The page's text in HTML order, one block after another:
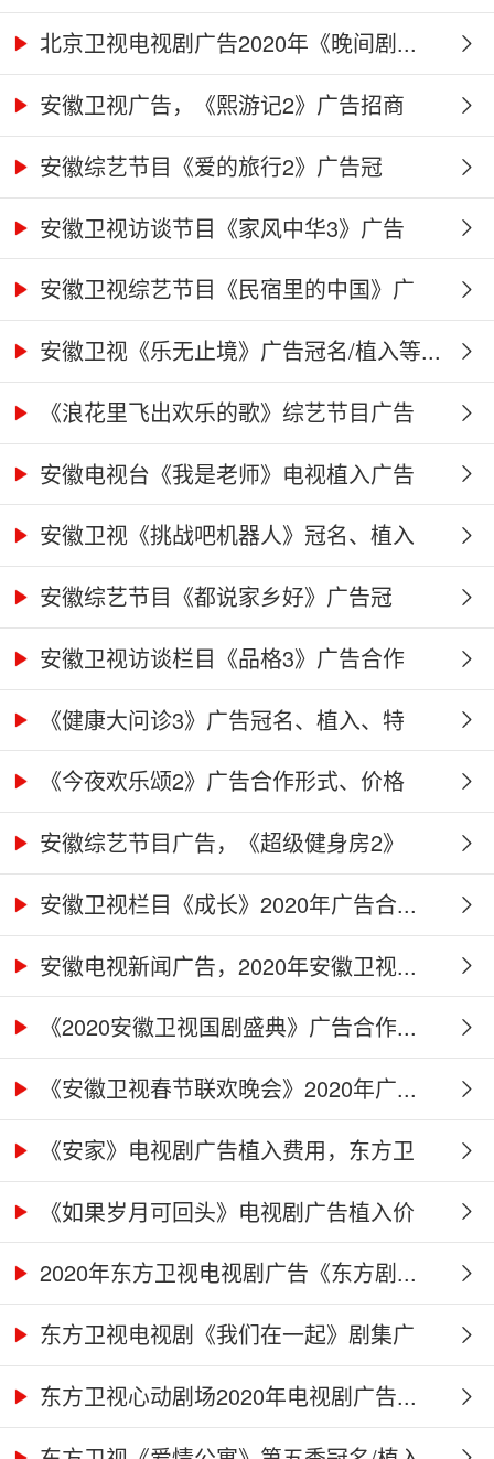
北京卫视电视剧广告2020年《晚间剧...
安徽卫视广告，《熙游记2》广告招商
合...安徽综艺节目《爱的旅行2》广告冠
名、...
安徽卫视访谈节目《家风中华3》广告
合...安徽卫视综艺节目《民宿里的中国》广
告...安徽卫视《乐无止境》广告冠名/植入等...
《浪花里飞出欢乐的歌》综艺节目广告
冠...安徽电视台《我是老师》电视植入广告
价...安徽卫视《挑战吧机器人》冠名、植入
广...安徽综艺节目《都说家乡好》广告冠
名、...
安徽卫视访谈栏目《品格3》广告合作
权...《健康大问诊3》广告冠名、植入、特
别...《今夜欢乐颂2》广告合作形式、价格
及...安徽综艺节目广告，《超级健身房2》
广...安徽卫视栏目《成长》2020年广告合...
安徽电视新闻广告，2020年安徽卫视...
《2020安徽卫视国剧盛典》广告合作...
《安徽卫视春节联欢晚会》2020年广...
《安家》电视剧广告植入费用，东方卫
视...《如果岁月可回头》电视剧广告植入价
格...2020年东方卫视电视剧广告《东方剧...
东方卫视电视剧《我们在一起》剧集广
告...东方卫视心动剧场2020年电视剧广告...